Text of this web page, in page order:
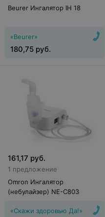
Beurer Ингалятор IH 18
«Beurer»
180,75 руб.
161,17 руб.
1 предложение
Omron Ингалятор
(небулайзер) NE-C803
«Скажи здоровью Да!»